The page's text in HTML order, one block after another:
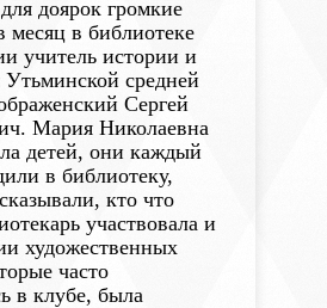
доярок громкие
месяц в библиотеке
учитель истории и
Утьминской средней
Сергей
Мария Николаевна
детей, они каждый
в библиотеку,
кто что
участвовала и
художественных
часто
в клубе, была